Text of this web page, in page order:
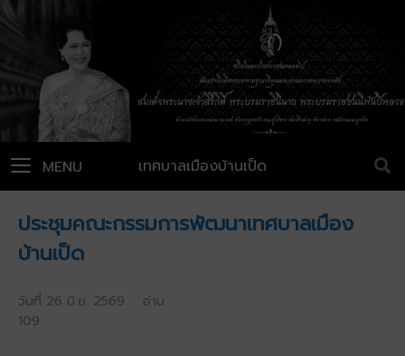
เทศบาลเมืองบ้านเป็ด
MENU
ประชุมคณะกรรมการพัฒนาเทศบาลเมือง
บ้านเป็ด
วันที่ 26 มิ.ย. 2569 อ่าน
109